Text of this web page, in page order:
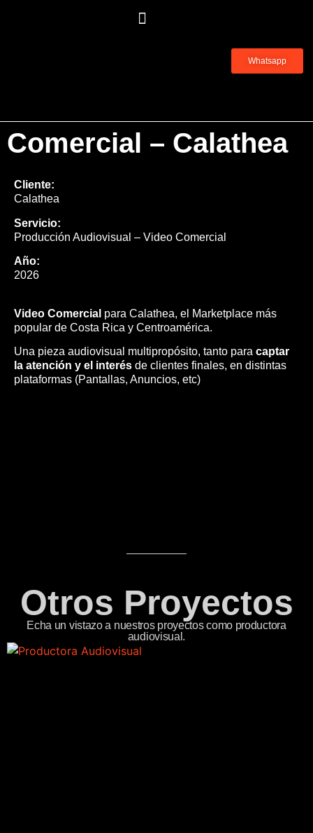
Whatsapp
Comercial – Calathea
Cliente:
Calathea
Servicio:
Producción Audiovisual – Video Comercial
Año:
2026
Video Comercial para Calathea, el Marketplace más
popular de Costa Rica y Centroamérica.
Una pieza audiovisual multipropósito, tanto para captar
la atención y el interés de clientes finales, en distintas
plataformas (Pantallas, Anuncios, etc)
Otros Proyectos
Echa un vistazo a nuestros proyectos como productora
audiovisual.